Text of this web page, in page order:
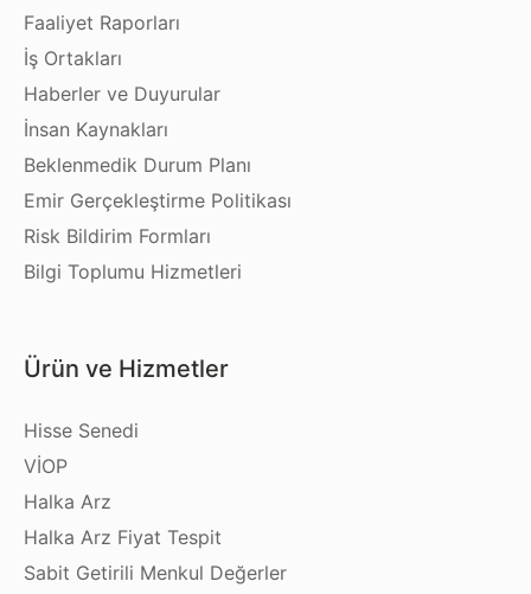
Faaliyet Raporları
İş Ortakları
Haberler ve Duyurular
İnsan Kaynakları
Beklenmedik Durum Planı
Emir Gerçekleştirme Politikası
Risk Bildirim Formları
Bilgi Toplumu Hizmetleri
Ürün ve Hizmetler
Hisse Senedi
VİOP
Halka Arz
Halka Arz Fiyat Tespit
Sabit Getirili Menkul Değerler